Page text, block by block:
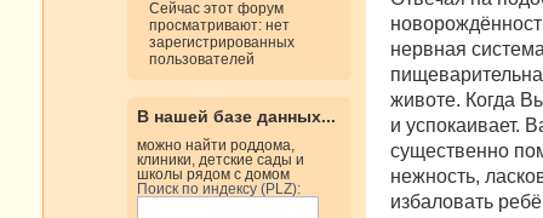
Сейчас этот форум
просматривают: нет
зарегистрированных
пользователей
В нашей базе данных...
можно найти роддома,
клиники, детские сады и
школы рядом с домом
Поиск по индексу (PLZ):
нервная
животе. Когда
и успокаивает.
существенно
нежность,
избаловать